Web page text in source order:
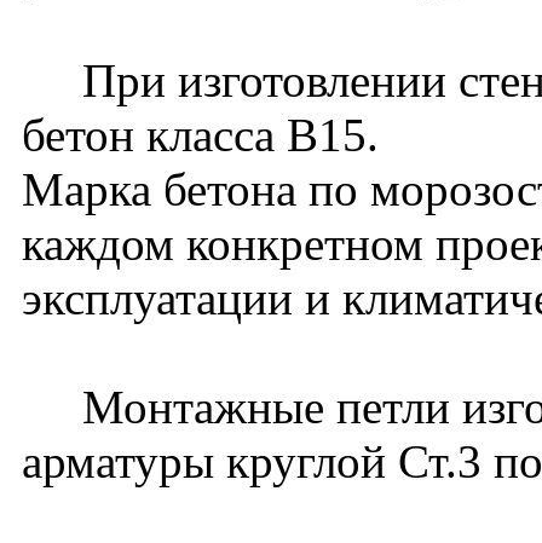
При изготовлении
бетон класса В15.
Марка бетона по
каждом конкретном
эксплуатации и
Монтажные петли
арматуры круглой Ст.3